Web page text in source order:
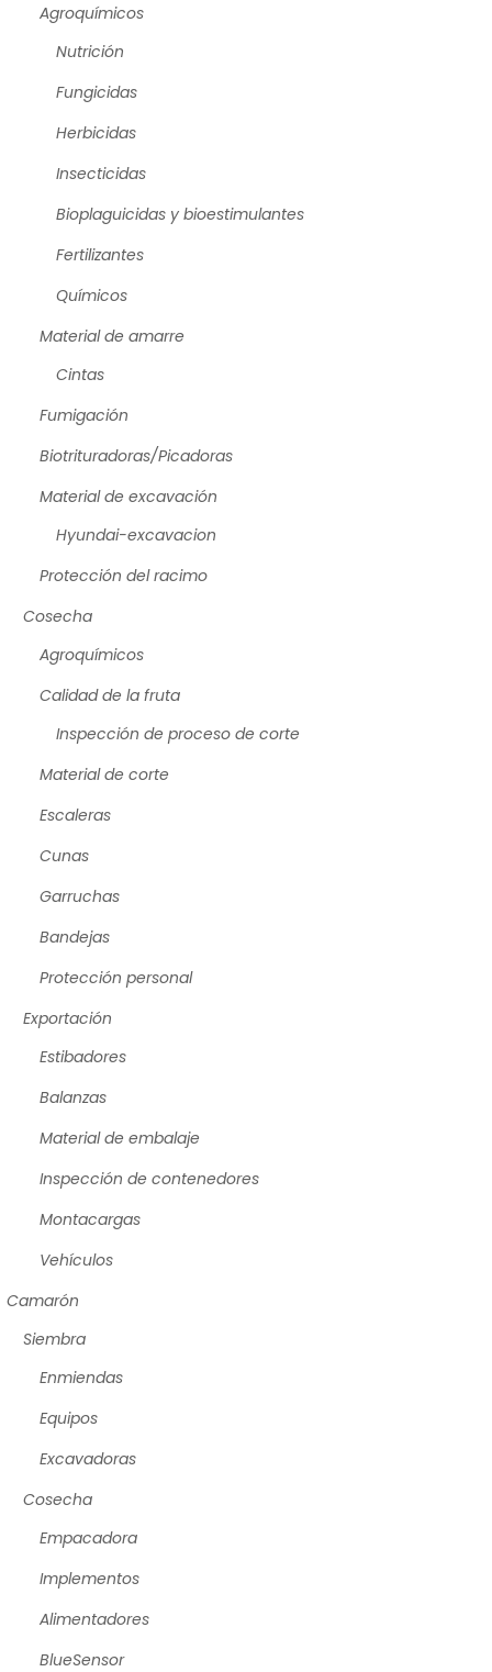
Agroquímicos
Nutrición
Fungicidas
Herbicidas
Insecticidas
Bioplaguicidas y bioestimulantes
Fertilizantes
Químicos
Material de amarre
Cintas
Fumigación
Biotrituradoras/Picadoras
Material de excavación
Hyundai-excavacion
Protección del racimo
Cosecha
Agroquímicos
Calidad de la fruta
Inspección de proceso de corte
Material de corte
Escaleras
Cunas
Garruchas
Bandejas
Protección personal
Exportación
Estibadores
Balanzas
Material de embalaje
Inspección de contenedores
Montacargas
Vehículos
Camarón
Siembra
Enmiendas
Equipos
Excavadoras
Cosecha
Empacadora
Implementos
Alimentadores
BlueSensor